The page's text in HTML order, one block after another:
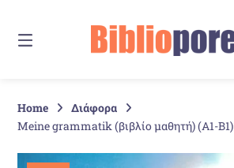
Inhalt
Home
Διάφορα
Meine grammatik (βιβλίο μαθητή) (Α1-Β1)